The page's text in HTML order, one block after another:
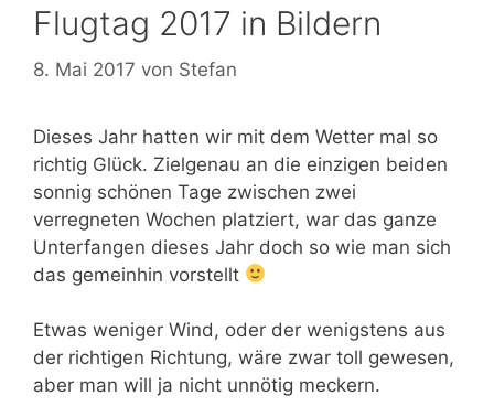
Flugtag 2017 in Bildern
8. Mai 2017 von Stefan
Dieses Jahr hatten wir mit dem Wetter mal so
richtig Glück. Zielgenau an die einzigen beiden
sonnig schönen Tage zwischen zwei
verregneten Wochen platziert, war das ganze
Unterfangen dieses Jahr doch so wie man sich
das gemeinhin vorstellt
Etwas weniger Wind, oder der wenigstens aus
der richtigen Richtung, wäre zwar toll gewesen,
aber man will ja nicht unnötig meckern.